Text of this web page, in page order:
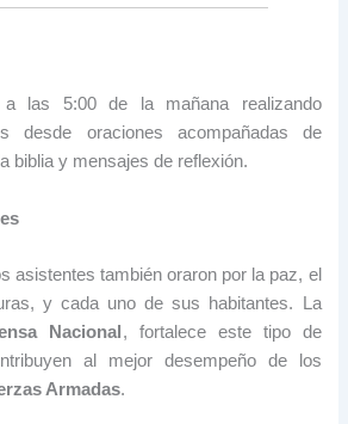
a las 5:00 de la mañana realizando
desde oraciones acompañadas de
biblia y mensajes de reflexión.
asistentes también oraron por la paz, el
y cada uno de sus habitantes. La
Nacional , fortalece este tipo de
al mejor desempeño de los
Armadas.